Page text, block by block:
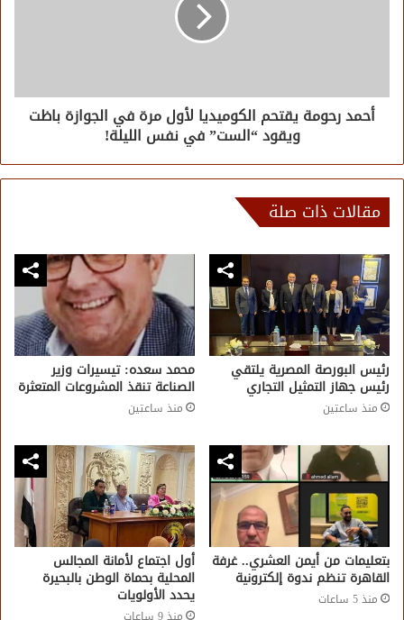
أحمد رحومة يقتحم الكوميديا لأول مرة في الجوازة باظت
ويقود “الست” في نفس الليلة!
مقالات ذات صلة
رئيس البورصة المصرية يلتقي
رئيس جهاز التمثيل التجاري
منذ ساعتين
محمد سعده: تيسيرات وزير
الصناعة تنقذ المشروعات المتعثرة
منذ ساعتين
بتعليمات من أيمن العشري.. غرفة
القاهرة تنظم ندوة إلكترونية
منذ 5 ساعات
أول اجتماع لأمانة المجالس
المحلية بحماة الوطن بالبحيرة
يحدد الأولويات